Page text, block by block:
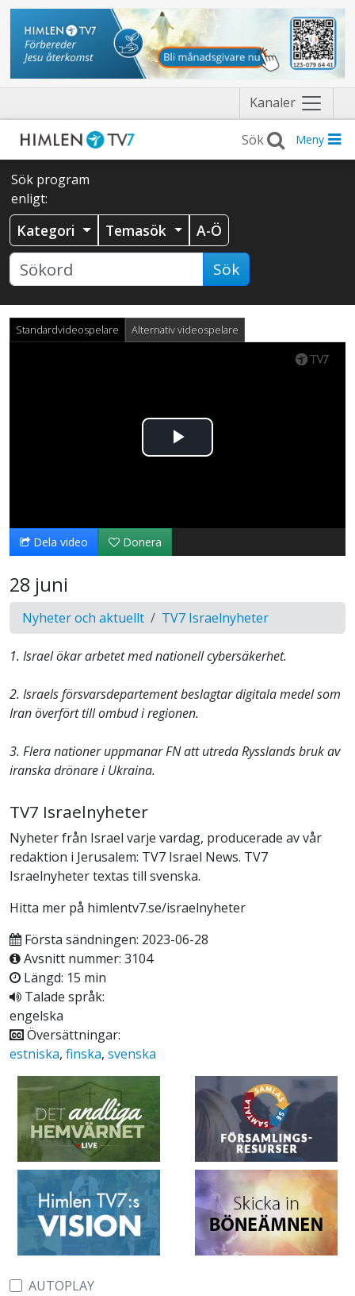
Kanaler Näytä
valikko
Meny
Sök program
enligt:
Kategori Temasök A-Ö
Sök
Standardvideospelare Alternativ videospelare
Spela
video
Dela video Donera
28 juni
Nyheter och aktuellt TV7 Israelnyheter
1. Israel ökar arbetet med nationell cybersäkerhet.
2. Israels försvarsdepartement beslagtar digitala medel som
Iran överfört till ombud i regionen.
3. Flera nationer uppmanar FN att utreda Rysslands bruk av
iranska drönare i Ukraina.
TV7 Israelnyheter
Nyheter från Israel varje vardag, producerade av vår
redaktion i Jerusalem: TV7 Israel News. TV7
Israelnyheter textas till svenska.
Hitta mer på himlentv7.se/israelnyheter
Första sändningen: 2023-06-28
Avsnitt nummer: 3104
Längd: 15 min
Talade språk:
engelska
Översättningar:
estniska, finska, svenska
AUTOPLAY